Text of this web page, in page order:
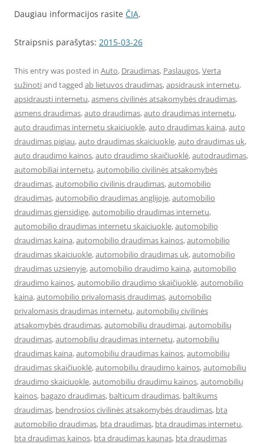
Daugiau informacijos rasite ČIA.
Straipsnis parašytas: 2015-03-26
This entry was posted in Auto, Draudimas, Paslaugos,Verta
sužinotiand tagged ab lietuvos draudimas,apsidrausk internetu,
apsidrausti internetu,asmens civilinės atsakomybės draudimas,
asmens draudimas,auto draudimas,auto draudimas internetu,
auto draudimas internetu skaiciuokle,auto draudimas kaina,auto
draudimas pigiau,auto draudimas skaiciuokle,auto draudimas uk,
auto draudimo kainos,auto draudimo skaičiuoklė,autodraudimas,
automobiliai internetu,automobilio civilinės atsakomybės
draudimas,automobilio civilinis draudimas,automobilio
draudimas,automobilio draudimas anglijoje,automobilio
draudimas gjensidige,automobilio draudimas internetu,
automobilio draudimas internetu skaiciuokle,automobilio
draudimas kaina,automobilio draudimas kainos,automobilio
draudimas skaiciuokle,automobilio draudimas uk,automobilio
draudimas uzsienyje,automobilio draudimo kaina,automobilio
draudimo kainos,automobilio draudimo skaičiuoklė,automobilio
kaina,automobilio privalomasis draudimas,automobilio
privalomasis draudimas internetu,automobilių civilinės
atsakomybės draudimas,automobiliu draudimai,automobilių
draudimas,automobilių draudimas internetu,automobiliu
draudimas kaina,automobiliu draudimas kainos,automobilių
draudimas skaičiuoklė,automobiliu draudimo kainos,automobiliu
draudimo skaiciuokle,automobiliu draudimu kainos,automobilių
kainos, bagazo draudimas, balticum draudimas, baltikums
draudimas, bendrosios civilinės atsakomybės draudimas, bta
automobilio draudimas, bta draudimas, bta draudimas internetu,
bta draudimas kainos, bta draudimas kaunas, bta draudimas